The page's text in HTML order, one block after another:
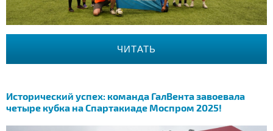
ЧИТАТЬ
Исторический успех: команда ГалВента завоевала
четыре кубка на Спартакиаде Моспром 2025!